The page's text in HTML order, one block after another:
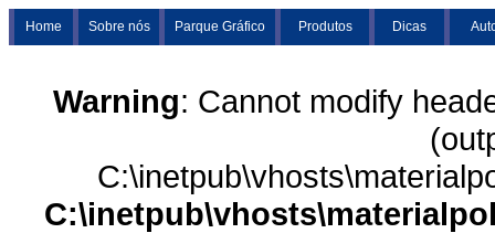
Home Sobre nós Parque Gráfico Produtos Dicas
Warning: Cannot modify